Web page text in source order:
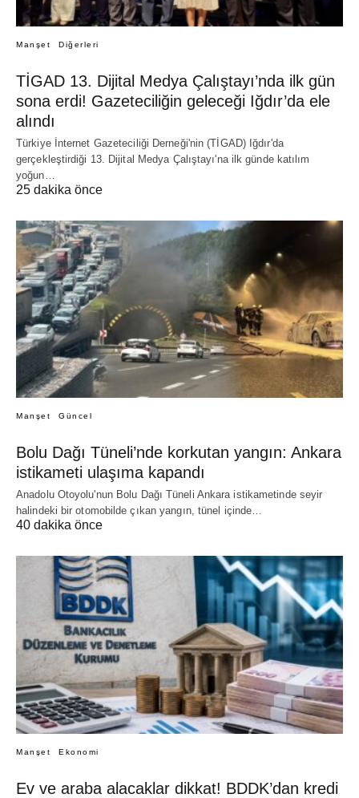
Manşet Diğerleri
TİGAD 13. Dijital Medya Çalıştayı’nda ilk gün
sona erdi! Gazeteciliğin geleceği Iğdır’da ele
alındı
Türkiye İnternet Gazeteciliği Derneği'nin (TİGAD) Iğdır'da
gerçekleştirdiği 13. Dijital Medya Çalıştayı'na ilk günde katılım
yoğun…
25 dakika önce
Manşet Güncel
Bolu Dağı Tüneli’nde korkutan yangın: Ankara
istikameti ulaşıma kapandı
Anadolu Otoyolu'nun Bolu Dağı Tüneli Ankara istikametinde seyir
halindeki bir otomobilde çıkan yangın, tünel içinde…
40 dakika önce
Manşet Ekonomi
Ev ve araba alacaklar dikkat! BDDK’dan kredi